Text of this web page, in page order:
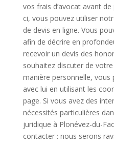
vos frais d’avocat avant
ci, vous pouvez utiliser
de devis en ligne. Vous
afin de décrire en
recevoir un devis des
souhaitez discuter de
manière personnelle,
avec lui en utilisant les
page. Si vous avez des
nécessités particulières
juridique à Plonévez-du-
contacter : nous serons